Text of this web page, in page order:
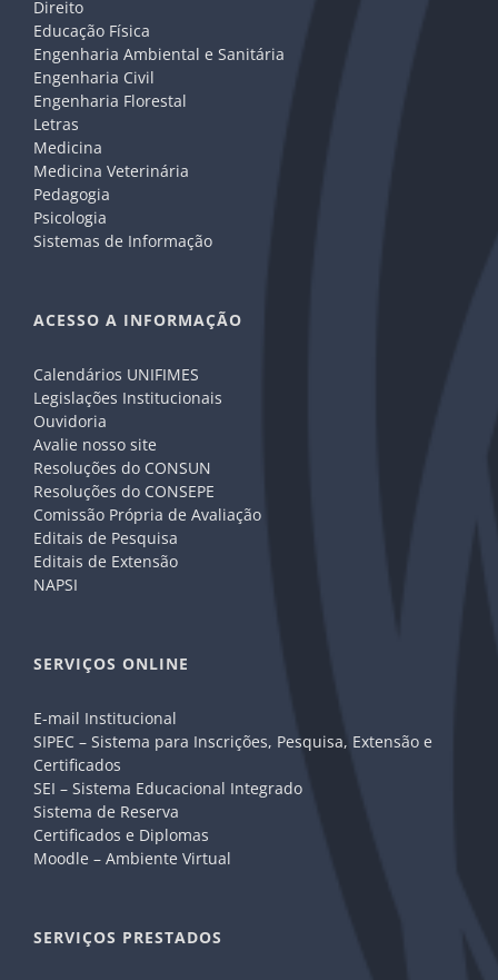
Direito
Educação Física
Engenharia Ambiental e Sanitária
Engenharia Civil
Engenharia Florestal
Letras
Medicina
Medicina Veterinária
Pedagogia
Psicologia
Sistemas de Informação
ACESSO A INFORMAÇÃO
Calendários UNIFIMES
Legislações Institucionais
Ouvidoria
Avalie nosso site
Resoluções do CONSUN
Resoluções do CONSEPE
Comissão Própria de Avaliação
Editais de Pesquisa
Editais de Extensão
NAPSI
SERVIÇOS ONLINE
E-mail Institucional
SIPEC – Sistema para Inscrições, Pesquisa, Extensão e
Certificados
SEI – Sistema Educacional Integrado
Sistema de Reserva
Certificados e Diplomas
Moodle – Ambiente Virtual
SERVIÇOS PRESTADOS